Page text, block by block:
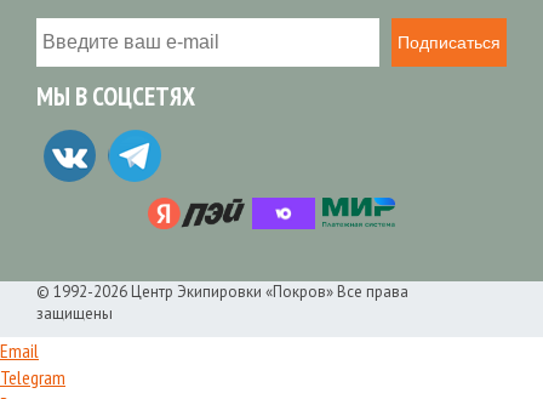
Подписаться
МЫ В СОЦСЕТЯХ
© 1992-2026 Центр Экипировки «Покров» Все права
защищены
Email
Telegram